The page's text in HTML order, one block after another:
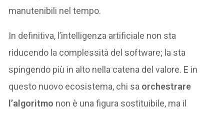
manutenibili nel tempo.
In definitiva, l’intelligenza artificiale non sta
riducendo la complessità del software; la sta
spingendo più in alto nella catena del valore. E in
questo nuovo ecosistema, chi sa orchestrare
l’algoritmo non è una figura sostituibile, ma il